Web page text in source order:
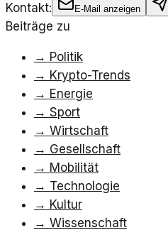
Kontakt: E-Mail anzeigen
Beiträge zu
→ Politik
→ Krypto-Trends
→ Energie
→ Sport
→ Wirtschaft
→ Gesellschaft
→ Mobilität
→ Technologie
→ Kultur
→ Wissenschaft